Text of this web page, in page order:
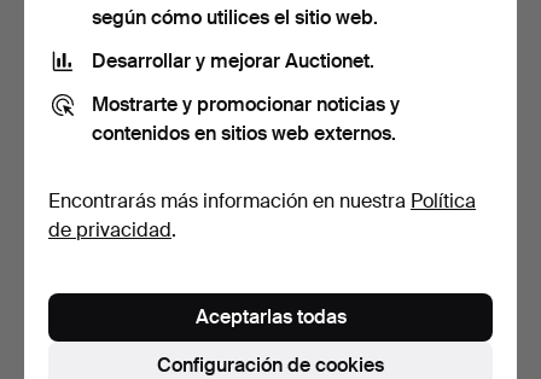
Lámpara de pie, 3 puntos
de luz, metal lac…
Subastado 16 abr 2026
2 pujas
148 USD
Lámpara de pie de latón,
marcada como mode…
10 pujas
95 USD
según cómo utilices el sitio web.
Desarrollar y mejorar Auctionet.
Mostrarte y promocionar noticias y
contenidos en sitios web externos.
Encontrarás más información en nuestra Política
de privacidad.
Configuración de cookies
Aceptarlas todas